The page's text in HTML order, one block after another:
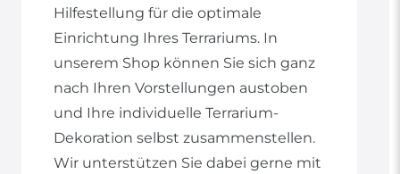
Hilfestellung für die optimale
Einrichtung Ihres Terrariums. In
unserem Shop können Sie sich ganz
nach Ihren Vorstellungen austoben
und Ihre individuelle Terrarium-
Dekoration selbst zusammenstellen.
Wir unterstützen Sie dabei gerne mit